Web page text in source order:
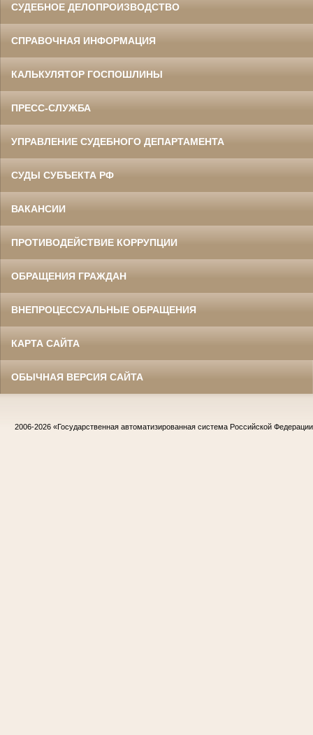
СУДЕБНОЕ ДЕЛОПРОИЗВОДСТВО
СПРАВОЧНАЯ ИНФОРМАЦИЯ
КАЛЬКУЛЯТОР ГОСПОШЛИНЫ
ПРЕСС-СЛУЖБА
УПРАВЛЕНИЕ СУДЕБНОГО ДЕПАРТАМЕНТА
СУДЫ СУБЪЕКТА РФ
ВАКАНСИИ
ПРОТИВОДЕЙСТВИЕ КОРРУПЦИИ
ОБРАЩЕНИЯ ГРАЖДАН
ВНЕПРОЦЕССУАЛЬНЫЕ ОБРАЩЕНИЯ
КАРТА САЙТА
ОБЫЧНАЯ ВЕРСИЯ САЙТА
2006-2026 «Государственная автоматизированная система Российской